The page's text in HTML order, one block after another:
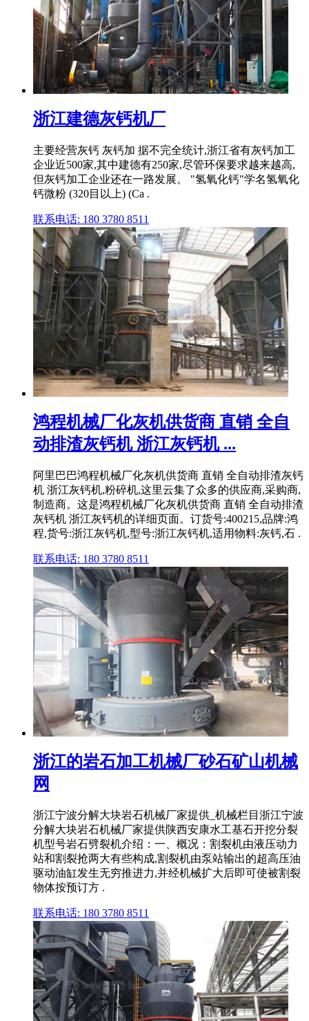
浙江建德灰钙机厂
主要经营灰钙 灰钙加 据不完全统计,浙江省有灰钙加工
企业近500家,其中建德有250家,尽管环保要求越来越高,
但灰钙加工企业还在一路发展。 "氢氧化钙"学名氢氧化
钙微粉 (320目以上) (Ca .
联系电话: 180 3780 8511
鸿程机械厂化灰机供货商 直销 全自
动排渣灰钙机 浙江灰钙机 ...
阿里巴巴鸿程机械厂化灰机供货商 直销 全自动排渣灰钙
机 浙江灰钙机,粉碎机,这里云集了众多的供应商,采购商,
制造商。这是鸿程机械厂化灰机供货商 直销 全自动排渣
灰钙机 浙江灰钙机的详细页面。订货号:400215,品牌:鸿
程,货号:浙江灰钙机,型号:浙江灰钙机,适用物料:灰钙,石 .
联系电话: 180 3780 8511
浙江的岩石加工机械厂砂石矿山机械
网
浙江宁波分解大块岩石机械厂家提供_机械栏目浙江宁波
分解大块岩石机械厂家提供陕西安康水工基石开挖分裂
机型号岩石劈裂机介绍：一、概况：割裂机由液压动力
站和割裂抢两大有些构成,割裂机由泵站输出的超高压油
驱动油缸发生无穷推进力,并经机械扩大后即可使被割裂
物体按预订方 .
联系电话: 180 3780 8511